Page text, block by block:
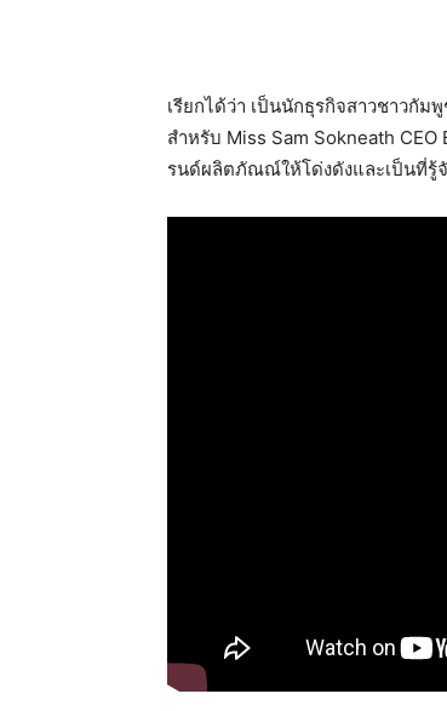
เรียกได้ว่า เป็นนักธุรกิจสาวชาวกัม
สำหรับ Miss Sam Sokneath
รนด์ผลิตภัณณ์ให้โด่งดังและเป็นที่รู้